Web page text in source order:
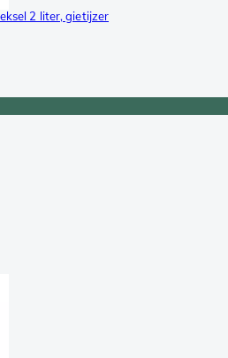
2 liter, gietijzer